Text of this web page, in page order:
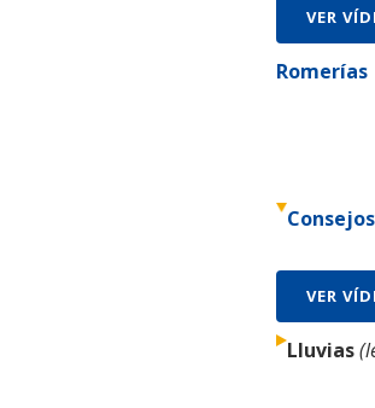
VER
Romerías
VER
Lluvias